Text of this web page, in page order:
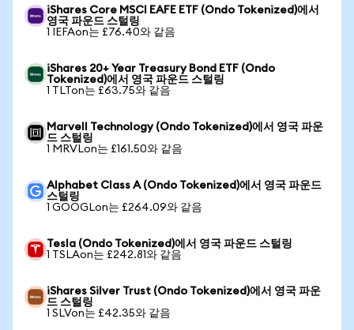
iShares Core MSCI EAFE ETF (Ondo Tokenized)에서
영국 파운드 스털링
1 IEFAon는 £76.40와 같음
iShares 20+ Year Treasury Bond ETF (Ondo
Tokenized)에서 영국 파운드 스털링
1 TLTon는 £63.75와 같음
Marvell Technology (Ondo Tokenized)에서 영국 파운
드 스털링
1 MRVLon는 £161.50와 같음
Alphabet Class A (Ondo Tokenized)에서 영국 파운드
스털링
1 GOOGLon는 £264.09와 같음
Tesla (Ondo Tokenized)에서 영국 파운드 스털링
1 TSLAon는 £242.81와 같음
iShares Silver Trust (Ondo Tokenized)에서 영국 파운
드 스털링
1 SLVon는 £42.35와 같음